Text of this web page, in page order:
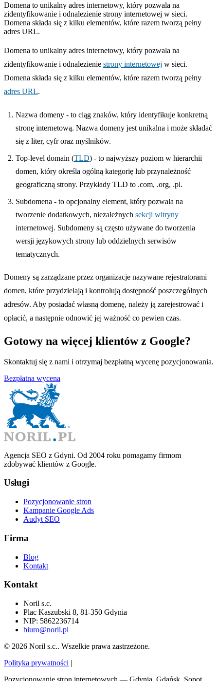
Domena to unikalny adres internetowy, który pozwala na
zidentyfikowanie i odnalezienie strony internetowej w sieci.
Domena składa się z kilku elementów, które razem tworzą pełny
adres URL.
Domena to unikalny adres internetowy, który pozwala na
zidentyfikowanie i odnalezienie strony internetowej w sieci.
Domena składa się z kilku elementów, które razem tworzą pełny
adres URL.
Nazwa domeny - to ciąg znaków, który identyfikuje konkretną
stronę internetową. Nazwa domeny jest unikalna i może składać
się z liter, cyfr oraz myślników.
Top-level domain (TLD) - to najwyższy poziom w hierarchii
domen, który określa ogólną kategorię lub przynależność
geograficzną strony. Przykłady TLD to .com, .org, .pl.
Subdomena - to opcjonalny element, który pozwala na
tworzenie dodatkowych, niezależnych sekcji witryny
internetowej. Subdomeny są często używane do tworzenia
wersji językowych strony lub oddzielnych serwisów
tematycznych.
Domeny są zarządzane przez organizacje nazywane rejestratorami
domen, które przydzielają i kontrolują dostępność poszczególnych
adresów. Aby posiadać własną domenę, należy ją zarejestrować i
opłacić, a następnie odnowić jej ważność co pewien czas.
Gotowy na więcej klientów z Google?
Skontaktuj się z nami i otrzymaj bezpłatną wycenę pozycjonowania.
Bezpłatna wycena
Agencja SEO z Gdyni. Od 2004 roku pomagamy firmom
zdobywać klientów z Google.
Usługi
Pozycjonowanie stron
Kampanie Google Ads
Audyt SEO
Firma
Blog
Kontakt
Kontakt
Noril s.c.
Plac Kaszubski 8, 81-350 Gdynia
NIP: 5862236714
biuro@noril.pl
© 2026 Noril s.c.. Wszelkie prawa zastrzeżone.
Polityka prywatności |
Pozycjonowanie stron internetowych — Gdynia, Gdańsk, Sopot